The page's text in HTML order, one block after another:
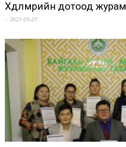
Хөдөлмөрийн дотоод журам
- 2021-05-27